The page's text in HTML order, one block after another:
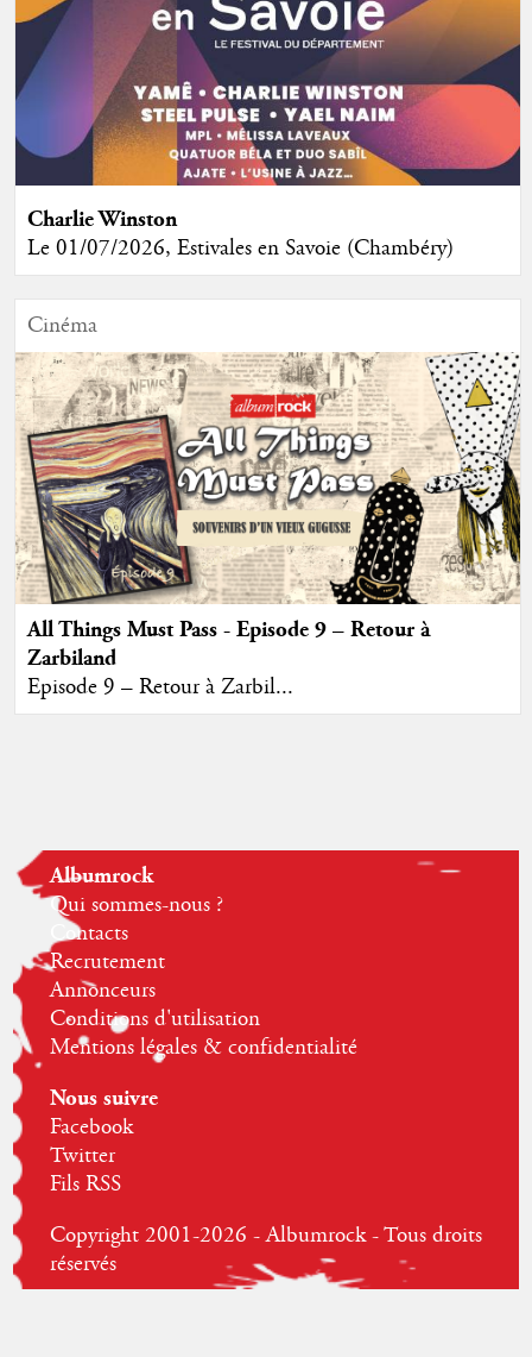
Charlie Winston
Le 01/07/2026, Estivales en Savoie (Chambéry)
Cinéma
All Things Must Pass - Episode 9 – Retour à
Zarbiland
Episode 9 – Retour à Zarbil...
Albumrock
Qui sommes-nous ?
Contacts
Recrutement
Annonceurs
Conditions d'utilisation
Mentions légales & confidentialité
Nous suivre
Facebook
Twitter
Fils RSS
Copyright 2001-2026 - Albumrock - Tous droits
réservés